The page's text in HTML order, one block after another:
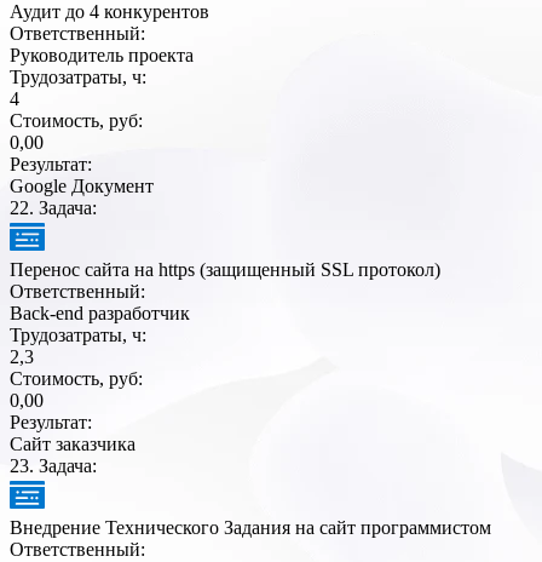
Аудит до 4 конкурентов
Ответственный:
Руководитель проекта
Трудозатраты, ч:
4
Стоимость, руб:
0,00
Результат:
Google Документ
22. Задача:
Перенос сайта на https (защищенный SSL протокол)
Ответственный:
Back-end разработчик
Трудозатраты, ч:
2,3
Стоимость, руб:
0,00
Результат:
Сайт заказчика
23. Задача:
Внедрение Технического Задания на сайт программистом
Ответственный: